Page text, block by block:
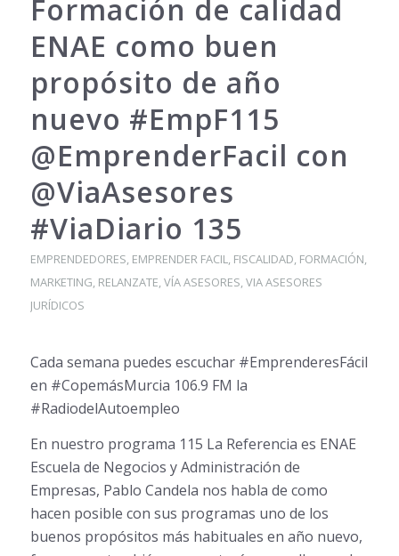
Formación de calidad
ENAE como buen
propósito de año
nuevo #EmpF115
@EmprenderFacil con
@ViaAsesores
#ViaDiario 135
EMPRENDEDORES, EMPRENDER FACIL, FISCALIDAD, FORMACIÓN,
MARKETING, RELANZATE,VÍA ASESORES,VIA ASESORES
JURÍDICOS
Cada semana puedes escuchar #EmprenderesFácil
en #CopemásMurcia 106.9 FM la
#RadiodelAutoempleo
En nuestro programa 115 La Referencia es ENAE
Escuela de Negocios y Administración de
Empresas, Pablo Candela nos habla de como
hacen posible con sus programas uno de los
buenos propósitos más habituales en año nuevo,